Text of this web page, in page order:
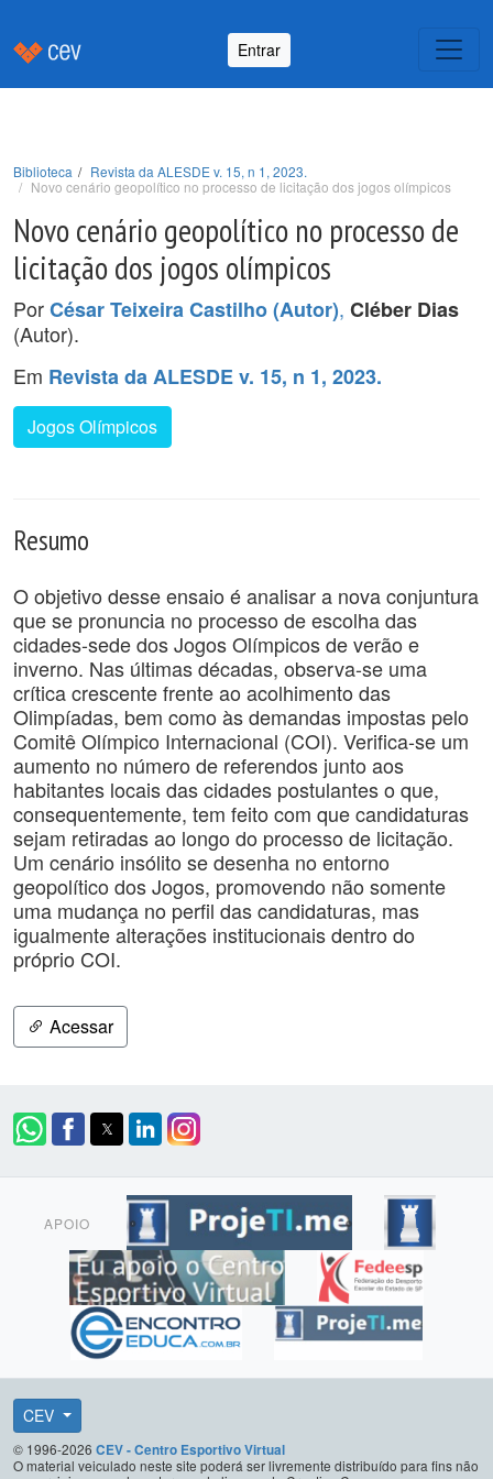
Entrar
Biblioteca
Revista da ALESDE v. 15, n 1, 2023.
Novo cenário geopolítico no processo de licitação dos jogos olímpicos
Novo cenário geopolítico no processo de
licitação dos jogos olímpicos
PorCésar Teixeira Castilho (Autor), Cléber Dias
(Autor).
Em Revista da ALESDE v. 15, n 1, 2023.
Jogos Olímpicos
Resumo
O objetivo desse ensaio é analisar a nova conjuntura
que se pronuncia no processo de escolha das
cidades-sede dos Jogos Olímpicos de verão e
inverno. Nas últimas décadas, observa-se uma
crítica crescente frente ao acolhimento das
Olimpíadas, bem como às demandas impostas pelo
Comitê Olímpico Internacional (COI). Verifica-se um
aumento n­o número de referendos junto aos
habitantes locais das cidades postulantes o que,
consequentemente, tem feito com que candidaturas
sejam retiradas ao longo do processo de licitação.
Um cenário insólito se desenha no entorno
geopolítico dos Jogos, promovendo não somente
uma mudança no perfil das candidaturas, mas
igualmente alterações institucionais dentro do
próprio COI.
Acessar
APOIO
CEV
© 1996-2026 CEV - Centro Esportivo Virtual
O material veiculado neste site poderá ser livremente distribuído para fins não